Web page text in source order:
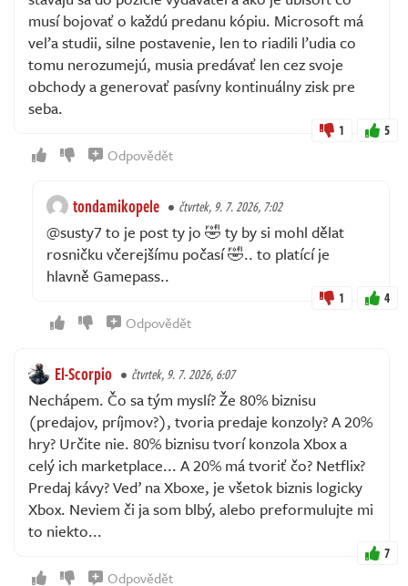
musí bojovať o každú predanu kópiu. Microsoft má
veľa studii, silne postavenie, len to riadili ľudia co
tomu nerozumejú, musia predávať len cez svoje
obchody a generovať pasívny kontinuálny zisk pre
seba.
1 5
Odpovědět
tondamikopele čtvrtek, 9. 7. 2026, 7:02
@susty7 to je post ty jo 🤣 ty by si mohl dělat
rosničku včerejšímu počasí 🤣.. to platící je
hlavně Gamepass..
1 4
Odpovědět
El-Scorpio čtvrtek, 9. 7. 2026, 6:07
Nechápem. Čo sa tým myslí? Že 80% biznisu
(predajov, príjmov?), tvoria predaje konzoly? A 20%
hry? Určite nie. 80% biznisu tvorí konzola Xbox a
celý ich marketplace... A 20% má tvoriť čo? Netflix?
Predaj kávy? Veď na Xboxe, je všetok biznis logicky
Xbox. Neviem či ja som blbý, alebo preformulujte mi
to niekto...
7
Odpovědět